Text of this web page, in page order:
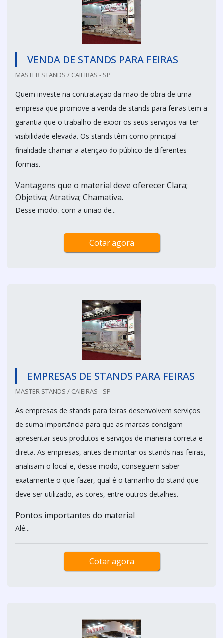
VENDA DE STANDS PARA FEIRAS
MASTER STANDS / CAIEIRAS - SP
Quem investe na contratação da mão de obra de uma
empresa que promove a venda de stands para feiras tem a
garantia que o trabalho de expor os seus serviços vai ter
visibilidade elevada. Os stands têm como principal
finalidade chamar a atenção do público de diferentes
formas.
Vantagens que o material deve oferecer Clara;
Objetiva; Atrativa; Chamativa.
Desse modo, com a união de...
Cotar agora
EMPRESAS DE STANDS PARA FEIRAS
MASTER STANDS / CAIEIRAS - SP
As empresas de stands para feiras desenvolvem serviços
de suma importância para que as marcas consigam
apresentar seus produtos e serviços de maneira correta e
direta. As empresas, antes de montar os stands nas feiras,
analisam o local e, desse modo, conseguem saber
exatamente o que fazer, qual é o tamanho do stand que
deve ser utilizado, as cores, entre outros detalhes.
Pontos importantes do material
Alé...
Cotar agora